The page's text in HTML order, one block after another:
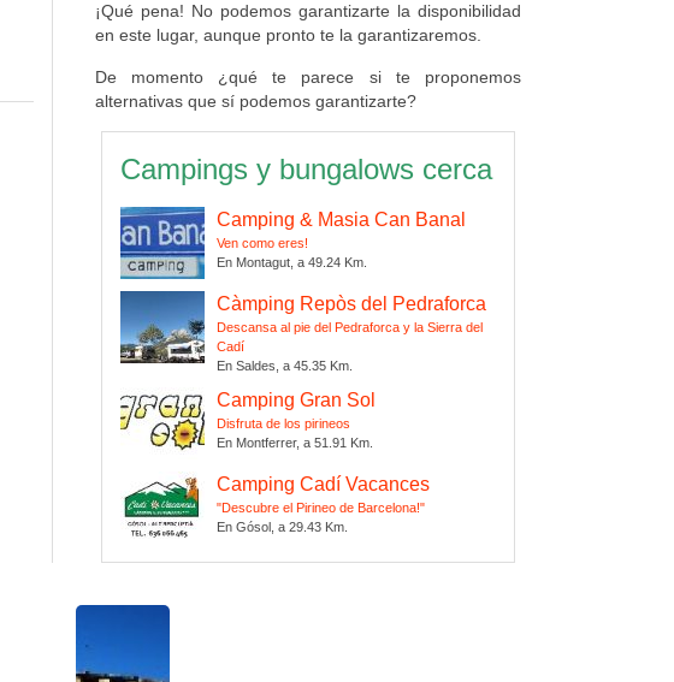
¡Qué pena! No podemos garantizarte la disponibilidad
en este lugar, aunque pronto te la garantizaremos.
De momento ¿qué te parece si te proponemos
alternativas que sí podemos garantizarte?
Campings y bungalows cerca
Camping & Masia Can Banal
Ven como eres!
En Montagut, a 49.24 Km.
Càmping Repòs del Pedraforca
Descansa al pie del Pedraforca y la Sierra del
Cadí
En Saldes, a 45.35 Km.
Camping Gran Sol
Disfruta de los pirineos
En Montferrer, a 51.91 Km.
Camping Cadí Vacances
"Descubre el Pirineo de Barcelona!"
En Gósol, a 29.43 Km.